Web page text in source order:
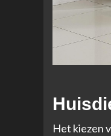
Het kiezen